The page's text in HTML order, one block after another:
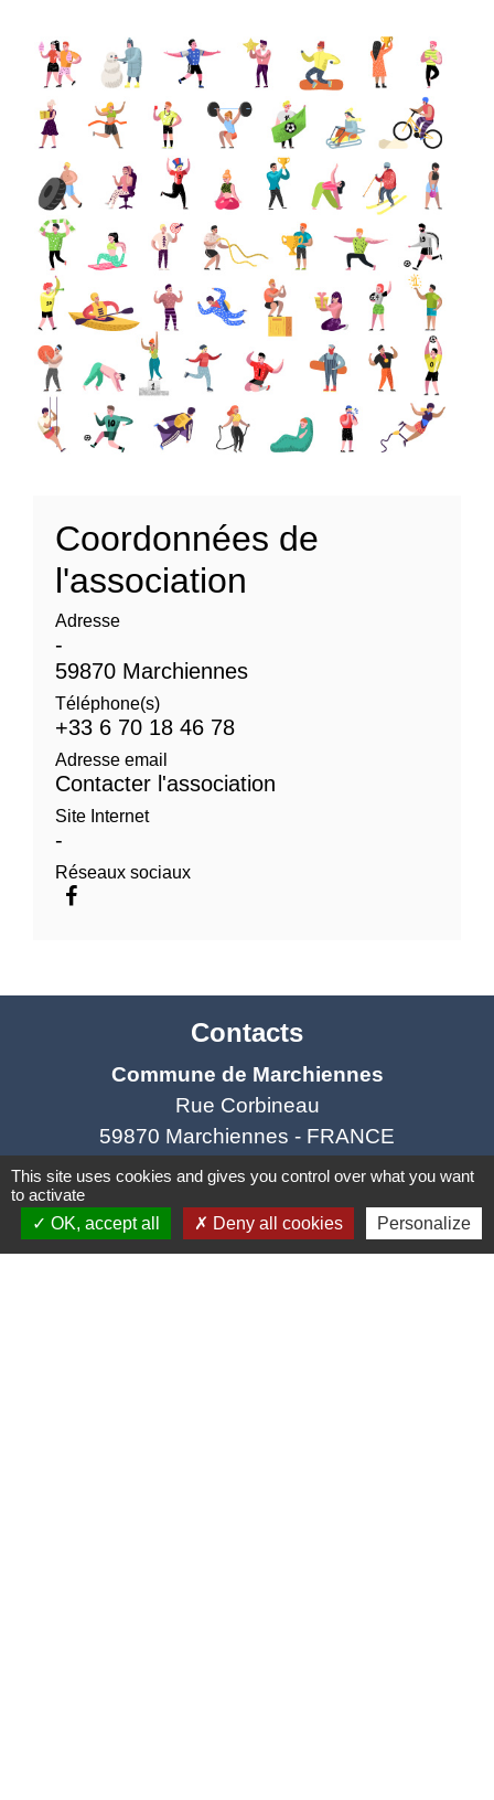
Coordonnées de
l'association
Adresse
-
59870 Marchiennes
Téléphone(s)
+33 6 70 18 46 78
Adresse email
Contacter l'association
Site Internet
-
Réseaux sociaux
Contacts
Commune de Marchiennes
Rue Corbineau
59870 Marchiennes - FRANCE
+33 3 27 94 45 00
Contact par formulaire
This site uses cookies and gives you control over what you want
to activate
OK, accept all
Deny all cookies Personalize